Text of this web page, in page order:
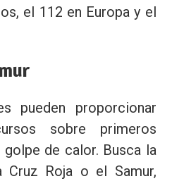
el 112 en Europa y el
pueden proporcionar
sobre primeros
de calor. Busca la
Cruz Roja o el Samur,